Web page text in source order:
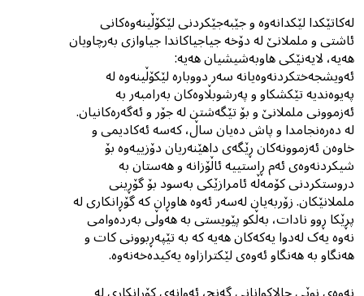
لەکاتێکدا لێکدانەوە و جێبەجێکردنی لێکۆڵینەوەکانی
ئاشتی و ململانێ لە دۆخە جیاجیاکاندا جیاوازى بەرچاویان
هەیە، لایەنێکی هاوبەشیشیان هەیە:
ئەویشجەختکردنەوەیانە سەر دووبارە لێکۆڵینەوە لە
پەیوەندیە تێكشکاو و پەرشوبڵاوەکان بەرامبەر بە
ئەزموونى ململانێ و بۆ تێگەشتن لە جۆر و ئەگەرەکانیان.
لە دەرەنجامدا و پاش دەیان ساڵ، کەسە ئەکادیمى و
خاوەن ئەزموونەکان ڕێگەی داهێنەریان دۆزییەوە بۆ
شیکردنەوەی ئەم ڕاستییە ئاڵۆزانە و هەستان بە
دروستکردنی کۆمەڵە ئامرازێکى بەسود بۆ گۆڕینى
ململانێکان. زۆربەیان لەسەر ئەوە هاوڕان کە گۆڕانکارى لە
پڕێکا ڕوو نادات، بەڵکو پێویستى بە هەوڵى بەردەوامى
نەوە یەک لەدوا یەکەکان هەیە کە بە تێپەڕبوونى کات و
هەنگاو بە هەنگاو ئەوەى لێکترازاوە یەکیدەخەنەوە.